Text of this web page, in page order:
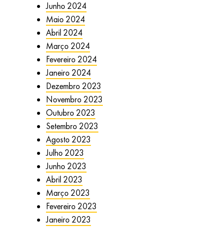
Junho 2024
Maio 2024
Abril 2024
Março 2024
Fevereiro 2024
Janeiro 2024
Dezembro 2023
Novembro 2023
Outubro 2023
Setembro 2023
Agosto 2023
Julho 2023
Junho 2023
Abril 2023
Março 2023
Fevereiro 2023
Janeiro 2023